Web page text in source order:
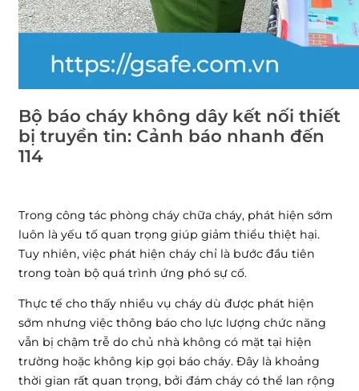
Bộ báo cháy không dây kết nối thiết
bị truyền tin: Cảnh báo nhanh đến
114
Trong công tác phòng cháy chữa cháy, phát hiện sớm
luôn là yếu tố quan trọng giúp giảm thiểu thiệt hại.
Tuy nhiên, việc phát hiện cháy chỉ là bước đầu tiên
trong toàn bộ quá trình ứng phó sự cố.
Thực tế cho thấy nhiều vụ cháy dù được phát hiện
sớm nhưng việc thông báo cho lực lượng chức năng
vẫn bị chậm trễ do chủ nhà không có mặt tại hiện
trường hoặc không kịp gọi báo cháy. Đây là khoảng
thời gian rất quan trọng, bởi đám cháy có thể lan rộng